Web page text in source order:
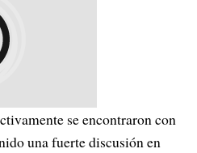
se encontraron con
una fuerte discusión en